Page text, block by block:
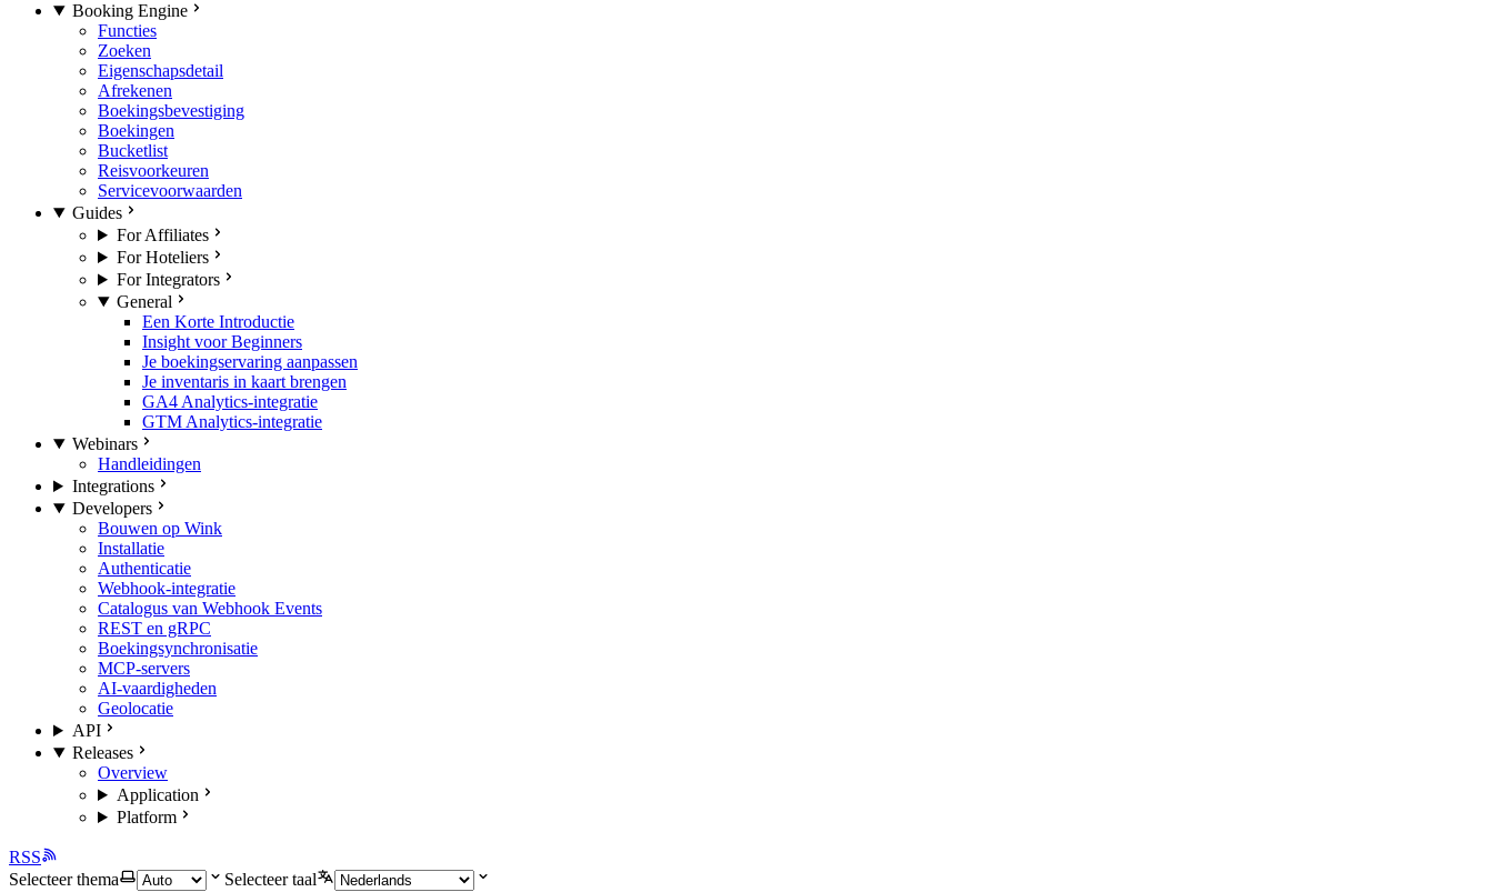
Booking Engine
Functies
Zoeken
Eigenschapsdetail
Afrekenen
Boekingsbevestiging
Boekingen
Bucketlist
Reisvoorkeuren
Servicevoorwaarden
Guides
For Affiliates
For Hoteliers
For Integrators
General
Een Korte Introductie
Insight voor Beginners
Je boekingservaring aanpassen
Je inventaris in kaart brengen
GA4 Analytics-integratie
GTM Analytics-integratie
Webinars
Handleidingen
Integrations
Developers
Bouwen op Wink
Installatie
Authenticatie
Webhook-integratie
Catalogus van Webhook Events
REST en gRPC
Boekingsynchronisatie
MCP-servers
AI-vaardigheden
Geolocatie
API
Releases
Overview
Application
Platform
RSS
Selecteer thema
Selecteer taal